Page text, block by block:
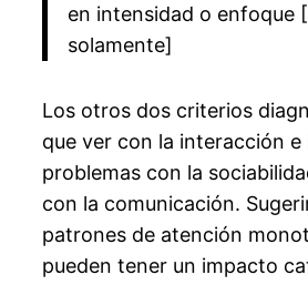
en intensidad o enfoque
solamente]
Los otros dos criterios
que ver con la interacción e
problemas con la
con la comunicación.
patrones de atención
pueden tener un impacto